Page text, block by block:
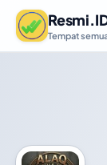
Tempat